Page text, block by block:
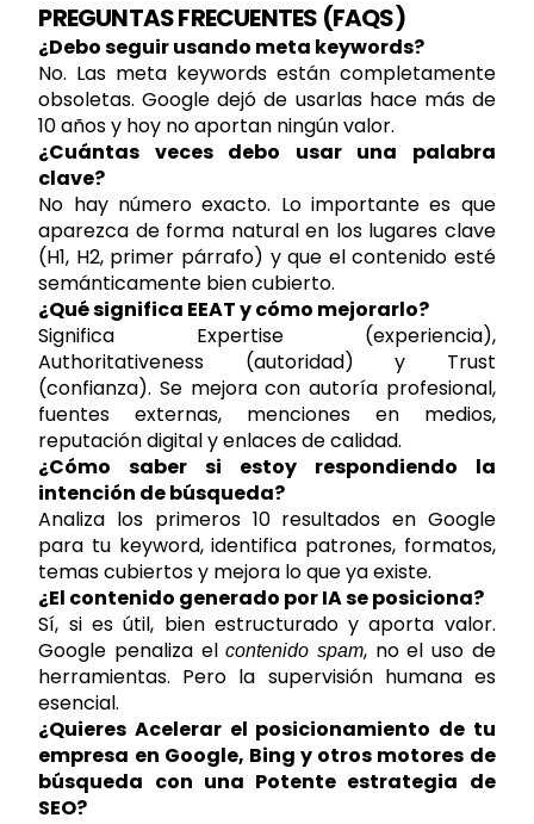
PREGUNTAS FRECUENTES (FAQS)
¿Debo seguir usando meta keywords?
No. Las meta keywords están completamente
obsoletas. Google dejó de usarlas hace más de
10 años y hoy no aportan ningún valor.
¿Cuántas veces debo usar una palabra
clave?
No hay número exacto. Lo importante es que
aparezca de forma natural en los lugares clave
(H1, H2, primer párrafo) y que el contenido esté
semánticamente bien cubierto.
¿Qué significa EEAT y cómo mejorarlo?
Significa Expertise (experiencia),
Authoritativeness (autoridad) y Trust
(confianza). Se mejora con autoría profesional,
fuentes externas, menciones en medios,
reputación digital y enlaces de calidad.
¿Cómo saber si estoy respondiendo la
intención de búsqueda?
Analiza los primeros 10 resultados en Google
para tu keyword, identifica patrones, formatos,
temas cubiertos y mejora lo que ya existe.
¿El contenido generado por IA se posiciona?
Sí, si es útil, bien estructurado y aporta valor.
Google penaliza elcontenido spam, no el uso de
herramientas. Pero la supervisión humana es
esencial.
¿Quieres Acelerar el posicionamiento de tu
empresa en Google, Bing y otros motores de
búsqueda con una Potente estrategia de
SEO?